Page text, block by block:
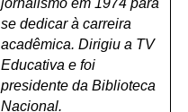
jornalismo em 1974 para
se dedicar à carreira
acadêmica. Dirigiu a TV
Educativa e foi
presidente da Biblioteca
Nacional.